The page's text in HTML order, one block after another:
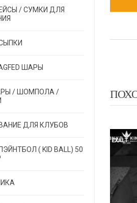
/ СУМКИ ДЛЯ
ШАРЫ
/ ШОМПОЛА /
ДЛЯ КЛУБОВ
( KID BALL) 50